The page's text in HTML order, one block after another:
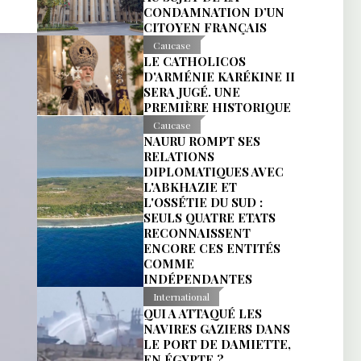
CONDAMNATION D’UN
CITOYEN FRANÇAIS
Caucase
LE CATHOLICOS
D'ARMÉNIE KARÉKINE II
SERA JUGÉ. UNE
PREMIÈRE HISTORIQUE
Caucase
NAURU ROMPT SES
RELATIONS
DIPLOMATIQUES AVEC
L'ABKHAZIE ET
L'OSSÉTIE DU SUD :
SEULS QUATRE ETATS
RECONNAISSENT
ENCORE CES ENTITÉS
COMME
INDÉPENDANTES
International
QUI A ATTAQUÉ LES
NAVIRES GAZIERS DANS
LE PORT DE DAMIETTE,